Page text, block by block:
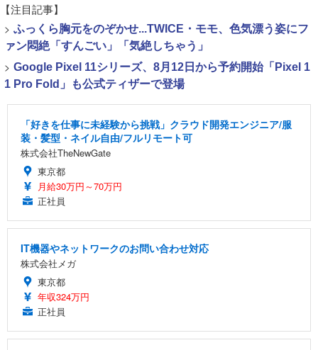
【注目記事】
> ふっくら胸元をのぞかせ...TWICE・モモ、色気漂う姿にフ
ァン悶絶「すんごい」「気絶しちゃう」
> Google Pixel 11シリーズ、8月12日から予約開始「Pixel 1
1 Pro Fold」も公式ティザーで登場
「好きを仕事に未経験から挑戦」クラウド開発エンジニア/服
装・髪型・ネイル自由/フルリモート可
株式会社TheNewGate
東京都
月給30万円～70万円
正社員
IT機器やネットワークのお問い合わせ対応
株式会社メガ
東京都
年収324万円
正社員